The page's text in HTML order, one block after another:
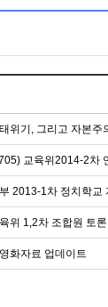
위기, 그리고 자본주
교육위2014-2차
2013-1차 정치학교
위 1,2차 조합원 토
화자료 업데이트